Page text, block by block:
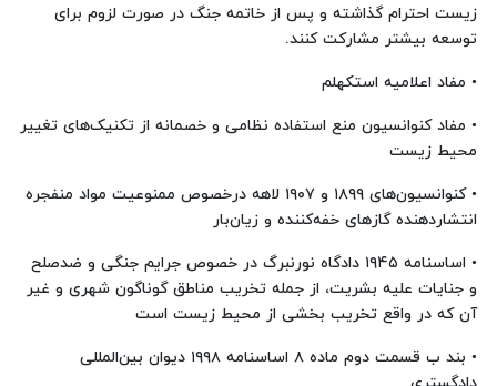
زیست‌ احترام‌ گذاشته‌ و پس‌ از خاتمه‌ جنگ‌ در صورت‌ لزوم‌ برای
توسعه بیشتر مشارکت‌ کنند.
• مفاد اعلامیه استکهلم
• مفاد کنوانسیون منع استفاده نظامی و خصمانه از تکنیک‌های تغییر
محیط زیست
• کنوانسیون‌های ۱۸۹۹ و ۱۹۰۷ لاهه درخصوص ممنوعیت مواد منفجره
انتشاردهنده گازهای خفه‌کننده و زیان‌بار
• اساسنامه ۱۹۴۵ دادگاه نورنبرگ در خصوص جرایم جنگی و ضدصلح
و جنایات علیه بشریت، از جمله تخریب مناطق گوناگون شهری و غیر
آن که در واقع تخریب بخشی از محیط زیست است
• بند ب قسمت دوم ماده ۸ اساسنامه ۱۹۹۸ دیوان بین‌المللی